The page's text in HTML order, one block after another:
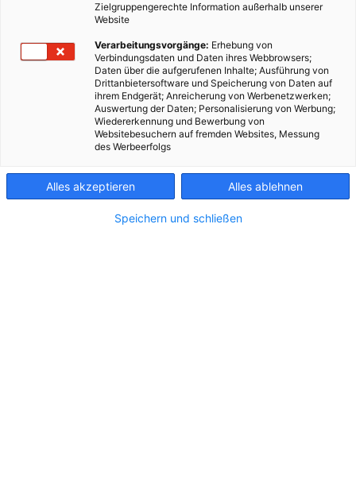
Zielgruppengerechte Information außerhalb unserer
Website
Verarbeitungsvorgänge: Erhebung von
Verbindungsdaten und Daten ihres Webbrowsers;
Daten über die aufgerufenen Inhalte; Ausführung von
Drittanbietersoftware und Speicherung von Daten auf
ihrem Endgerät; Anreicherung von Werbenetzwerken;
Auswertung der Daten; Personalisierung von Werbung;
Wiedererkennung und Bewerbung von
Websitebesuchern auf fremden Websites, Messung
des Werbeerfolgs
Alles akzeptieren Alles ablehnen
Speichern und schließen